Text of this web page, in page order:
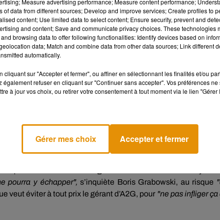
engendrées.
au plein, les auto-écoles pâtissent toujours
de siège, visières en plus du masque…"On s’est plié à tout
prix du carburant :
pourra y échapper",s’inquiète Boris Grabowski, au risque
veut éviter à tout prix le gérant d’A2G, pour "ne pas infliger ça
Measure advertising performance; Measure content performance;
of data from different sources; Develop and improve services; Create profiles to
content; Use limited data to select content; Ensure security, prevent and
and content; Save and communicate privacy choices. These technologies
browsing data to offer following functionalities: Identify devices based on
data; Match and combine data from other data sources; Link different
automatically.
cliquant sur "Accepter et fermer", ou affiner en sélectionnant les finalités et/ou
également refuser en cliquant sur "Continuer sans accepter". Vos préférences
à jour vos choix, ou retirer votre consentement à tout moment via le lien
Gérer mes choix Accepter et fermer